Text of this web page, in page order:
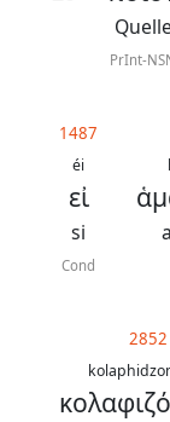
PrInt-
1487
éi
εἰ
si
Cond
2852
chapitre
Traduction